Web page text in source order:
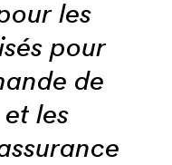
les
pour
de
les